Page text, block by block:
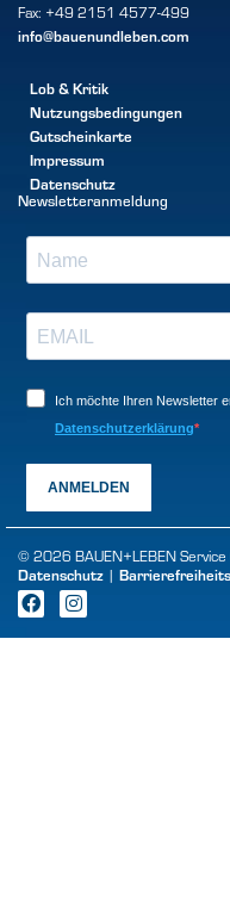
Fax: +49 2151 4577-499
info@bauenundleben.com
Lob & Kritik
Nutzungsbedingungen
Gutscheinkarte
Impressum
Datenschutz
Newsletteranmeldung
Ich möchte Ihren Newsletter
Datenschutzerklärung
ANMELDEN
© 2026 BAUEN+LEBEN Service
Datenschutz |